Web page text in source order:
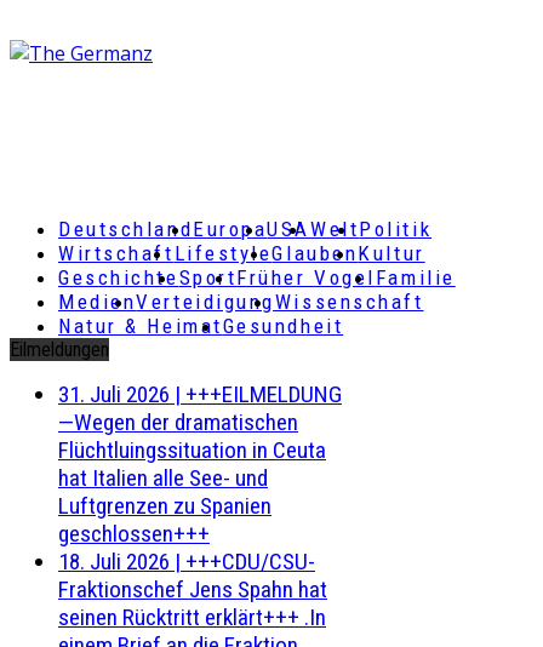
DeutschlandEuropaUSAWeltPolitik
Wirtschaft LifestyleGlaubenKultur
GeschichteSportFrüher Vogel Familie
MedienVerteidigungWissenschaft
Natur & HeimatGesundheit
Eilmeldungen
31. Juli 2026 | +++EILMELDUNG
—Wegen der dramatischen
Flüchtluingssituation in Ceuta
hat Italien alle See- und
Luftgrenzen zu Spanien
geschlossen+++
18. Juli 2026 | +++CDU/CSU-
Fraktionschef Jens Spahn hat
seinen Rücktritt erklärt+++ .In